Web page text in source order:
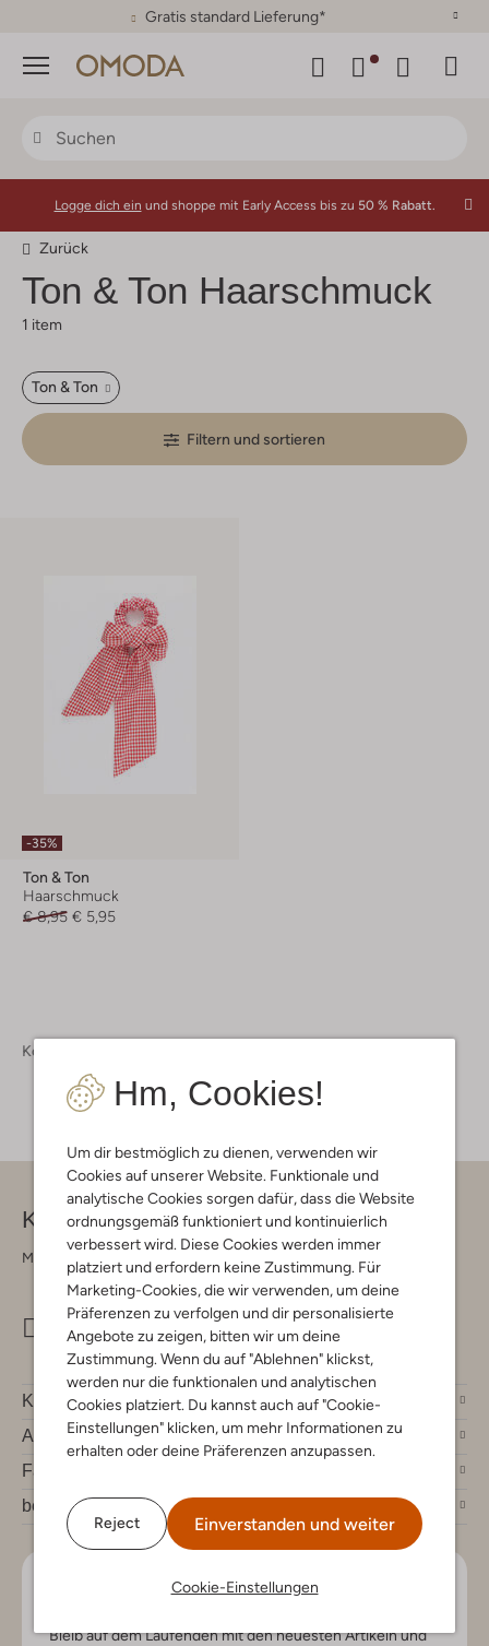
30 Tage Rückgaberecht
Menü
Hm, Cookies!
Um dir bestmöglich zu dienen, verwenden wir
Cookies auf unserer Website. Funktionale und
analytische Cookies sorgen dafür, dass die Website
ordnungsgemäß funktioniert und kontinuierlich
verbessert wird. Diese Cookies werden immer
platziert und erfordern keine Zustimmung. Für
Marketing-Cookies, die wir verwenden, um deine
Präferenzen zu verfolgen und dir personalisierte
Angebote zu zeigen, bitten wir um deine
Zustimmung. Wenn du auf "Ablehnen" klickst,
werden nur die funktionalen und analytischen
Cookies platziert. Du kannst auch auf "Cookie-
Einstellungen" klicken, um mehr Informationen zu
erhalten oder deine Präferenzen anzupassen.
Reject Einverstanden und weiter
Cookie-Einstellungen
Logge dich ein und shoppe mit Early Access bis zu 50 % Rabatt.
Zurück
Ton & Ton Haarschmuck
1 item
Ton & Ton
Filtern und sortieren
-35%
Ton & Ton
Haarschmuck
€ 8,95 € 5,95
Kollektion
Kontakt
Montag - Freitag 09:00 - 17:00 uur
Kundenservice
Account
Fashion News
bei Omoda
Lass uns in Kontakt bleiben
Bleib auf dem Laufenden mit den neuesten Artikeln und